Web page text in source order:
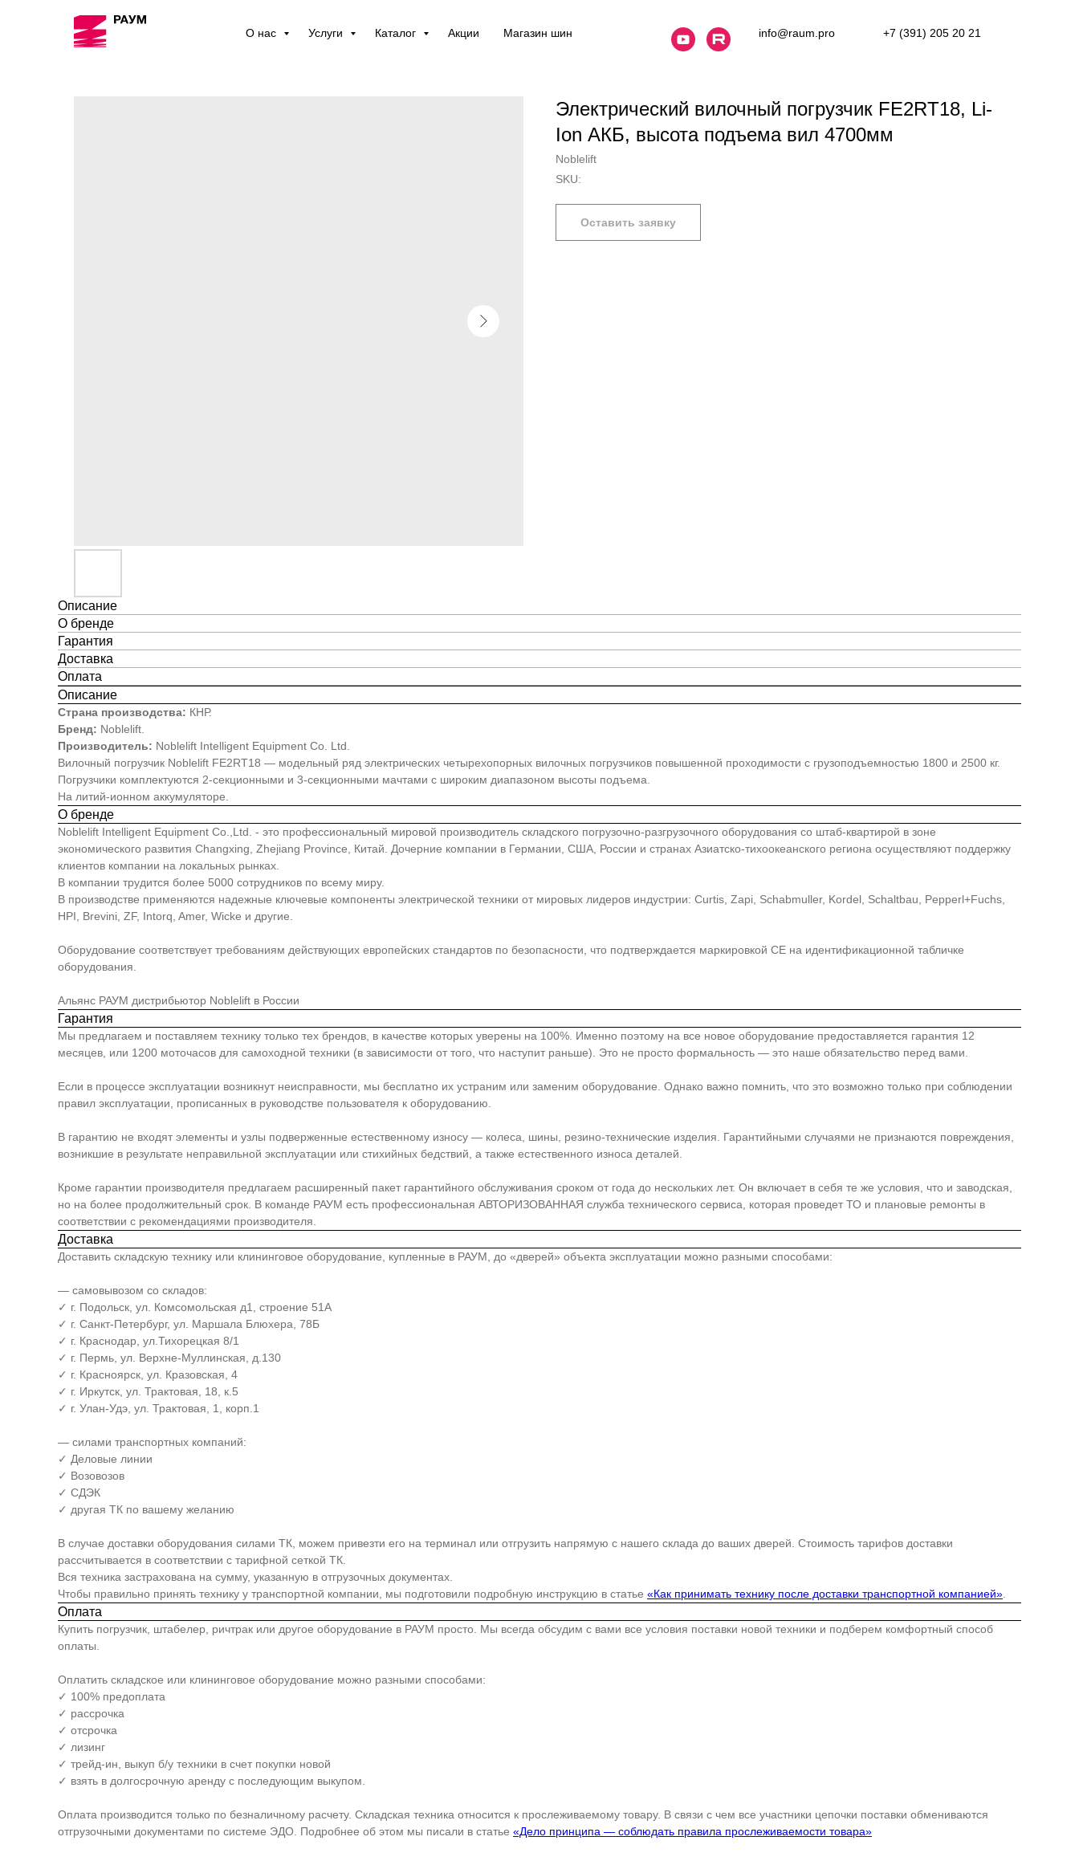
О нас Услуги Каталог Акции Магазин шин info@raum.pro +7 (391) 205 20 21
Электрический вилочный погрузчик FE2RT18, Li-
Ion АКБ, высота подъема вил 4700мм
Noblelift
SKU:
Оставить заявку
Описание
О бренде
Гарантия
Доставка
Оплата
Описание
Страна производства: КНР.
Бренд: Noblelift.
Производитель: Noblelift Intelligent Equipment Co. Ltd.
Вилочный погрузчик Noblelift FE2RT18 — модельный ряд электрических четырехопорных вилочных погрузчиков повышенной проходимости с грузоподъемностью 1800 и 2500 кг.
Погрузчики комплектуются 2-секционными и 3-секционными мачтами с широким диапазоном высоты подъема.
На литий-ионном аккумуляторе.
О бренде
Noblelift Intelligent Equipment Co.,Ltd. - это профессиональный мировой производитель складского погрузочно-разгрузочного оборудования со штаб-квартирой в зоне
экономического развития Changxing, Zhejiang Province, Китай. Дочерние компании в Германии, США, России и странах Азиатско-тихоокеанского региона осуществляют поддержку
клиентов компании на локальных рынках.
В компании трудится более 5000 сотрудников по всему миру.
В производстве применяются надежные ключевые компоненты электрической техники от мировых лидеров индустрии: Curtis, Zapi, Schabmuller, Kordel, Schaltbau, Pepperl+Fuchs,
HPI, Brevini, ZF, Intorq, Amer, Wicke и другие.
Оборудование соответствует требованиям действующих европейских стандартов по безопасности, что подтверждается маркировкой СЕ на идентификационной табличке
оборудования.
Альянс РАУМ дистрибьютор Noblelift в России
Гарантия
Мы предлагаем и поставляем технику только тех брендов, в качестве которых уверены на 100%. Именно поэтому на все новое оборудование предоставляется гарантия 12
месяцев, или 1200 моточасов для самоходной техники (в зависимости от того, что наступит раньше). Это не просто формальность — это наше обязательство перед вами.
Если в процессе эксплуатации возникнут неисправности, мы бесплатно их устраним или заменим оборудование. Однако важно помнить, что это возможно только при соблюдении
правил эксплуатации, прописанных в руководстве пользователя к оборудованию.
В гарантию не входят элементы и узлы подверженные естественному износу — колеса, шины, резино-технические изделия. Гарантийными случаями не признаются повреждения,
возникшие в результате неправильной эксплуатации или стихийных бедствий, а также естественного износа деталей.
Кроме гарантии производителя предлагаем расширенный пакет гарантийного обслуживания сроком от года до нескольких лет. Он включает в себя те же условия, что и заводская,
но на более продолжительный срок. В команде РАУМ есть профессиональная АВТОРИЗОВАННАЯ служба технического сервиса, которая проведет ТО и плановые ремонты в
соответствии с рекомендациями производителя.
Доставка
Доставить складскую технику или клининговое оборудование, купленные в РАУМ, до «дверей» объекта эксплуатации можно разными способами:
— самовывозом со складов:
✓ г. Подольск, ул. Комсомольская д1, строение 51А
✓ г. Санкт-Петербург, ул. Маршала Блюхера, 78Б
✓ г. Краснодар, ул.Тихорецкая 8/1
✓ г. Пермь, ул. Верхне-Муллинская, д.130
✓ г. Красноярск, ул. Кразовская, 4
✓ г. Иркутск, ул. Трактовая, 18, к.5
✓ г. Улан-Удэ, ул. Трактовая, 1, корп.1
— силами транспортных компаний:
✓ Деловые линии
✓ Возовозов
✓ СДЭК
✓ другая ТК по вашему желанию
В случае доставки оборудования силами ТК, можем привезти его на терминал или отгрузить напрямую с нашего склада до ваших дверей. Стоимость тарифов доставки
рассчитывается в соответствии с тарифной сеткой ТК.
Вся техника застрахована на сумму, указанную в отгрузочных документах.
Чтобы правильно принять технику у транспортной компании, мы подготовили подробную инструкцию в статье «Как принимать технику после доставки транспортной компанией»
Оплата
Купить погрузчик, штабелер, ричтрак или другое оборудование в РАУМ просто. Мы всегда обсудим с вами все условия поставки новой техники и подберем комфортный способ
оплаты.
Оплатить складское или клининговое оборудование можно разными способами:
✓ 100% предоплата
✓ рассрочка
✓ отсрочка
✓ лизинг
✓ трейд-ин, выкуп б/у техники в счет покупки новой
✓ взять в долгосрочную аренду с последующим выкупом.
Оплата производится только по безналичному расчету. Складская техника относится к прослеживаемому товару. В связи с чем все участники цепочки поставки обмениваются
отгрузочными документами по системе ЭДО. Подробнее об этом мы писали в статье «Дело принципа — соблюдать правила прослеживаемости товара»